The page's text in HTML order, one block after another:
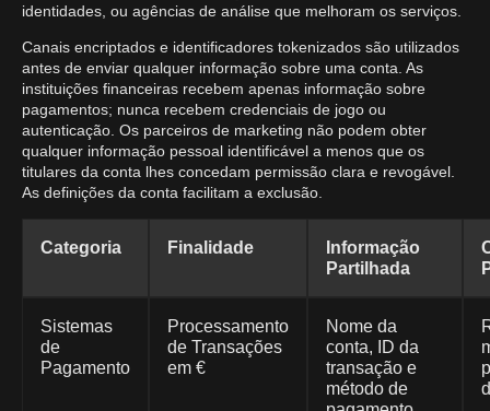
identidades, ou agências de análise que melhoram os serviços.
Canais encriptados e identificadores tokenizados são utilizados
antes de enviar qualquer informação sobre uma conta. As
instituições financeiras recebem apenas informação sobre
pagamentos; nunca recebem credenciais de jogo ou
autenticação. Os parceiros de marketing não podem obter
qualquer informação pessoal identificável a menos que os
titulares da conta lhes concedam permissão clara e revogável.
As definições da conta facilitam a exclusão.
Categoria Finalidade
Informação
Partilhada
Sistemas
de
Pagamento
Processamento
de Transações
em €
Nome da
conta, ID da
transação e
método de